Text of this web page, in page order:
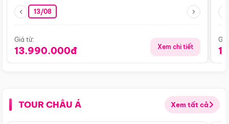
13/08
Giá từ:
13.990.000đ Xem chi tiết
TOUR CHÂU Á Xem tất cả
Điểm nổi bật